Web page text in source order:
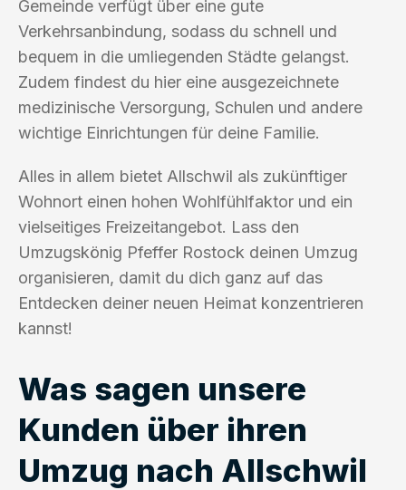
Gemeinde verfügt über eine gute
Verkehrsanbindung, sodass du schnell und
bequem in die umliegenden Städte gelangst.
Zudem findest du hier eine ausgezeichnete
medizinische Versorgung, Schulen und andere
wichtige Einrichtungen für deine Familie.
Alles in allem bietet Allschwil als zukünftiger
Wohnort einen hohen Wohlfühlfaktor und ein
vielseitiges Freizeitangebot. Lass den
Umzugskönig Pfeffer Rostock deinen Umzug
organisieren, damit du dich ganz auf das
Entdecken deiner neuen Heimat konzentrieren
kannst!
Was sagen unsere
Kunden über ihren
Umzug nach Allschwil